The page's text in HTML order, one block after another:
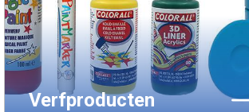
Verfproducten